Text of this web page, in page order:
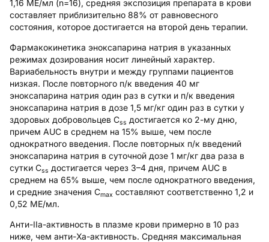
1,16 МЕ/мл (n=16), средняя экспозиция препарата в крови
составляет приблизительно 88% от равновесного
состояния, которое достигается на второй день терапии.
Фармакокинетика эноксапарина натрия в указанных
режимах дозирования носит линейный характер.
Вариабельность внутри и между группами пациентов
низкая. После повторного п/к введения 40 мг
эноксапарина натрия один раз в сутки и п/к введения
эноксапарина натрия в дозе 1,5 мг/кг один раз в сутки у
здоровых добровольцев Css достигается ко 2-му дню,
причем AUC в среднем на 15% выше, чем после
однократного введения. После повторных п/к введений
эноксапарина натрия в суточной дозе 1 мг/кг два раза в
сутки Css достигается через 3–4 дня, причем AUC в
среднем на 65% выше, чем после однократного введения,
и средние значения Cmax составляют соответственно 1,2 и
0,52 МЕ/мл.
Анти-IIа-активность в плазме крови примерно в 10 раз
ниже, чем анти-Ха-активность. Средняя максимальная